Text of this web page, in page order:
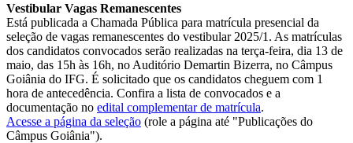
Vestibular Vagas Remanescentes
Está publicada a Chamada Pública para matrícula presencial da
seleção de vagas remanescentes do vestibular 2025/1. As matrículas
dos candidatos convocados serão realizadas na terça-feira, dia 13 de
maio, das 15h às 16h, no Auditório Demartin Bizerra, no Câmpus
Goiânia do IFG. É solicitado que os candidatos cheguem com 1
hora de antecedência. Confira a lista de convocados e a
documentação no edital complementar de matrícula.
Acesse a página da seleção (role a página até "Publicações do
Câmpus Goiânia").